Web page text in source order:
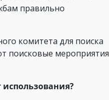
правильно
комитета для поиска
поисковые мероприятия
использования?